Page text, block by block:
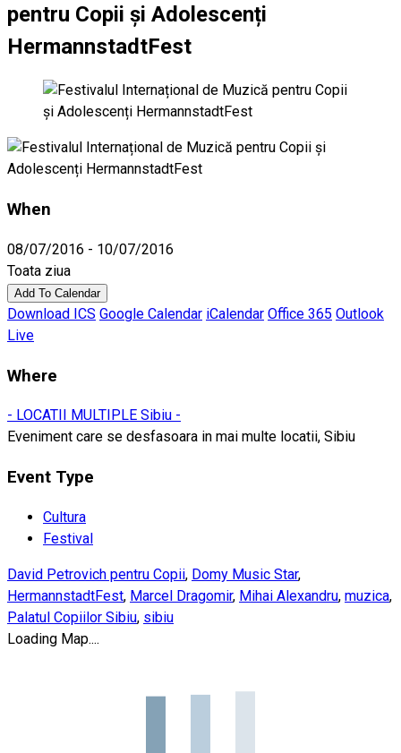
pentru Copii și Adolescenți
HermannstadtFest
When
08/07/2016 - 10/07/2016
Toata ziua
Add To Calendar
Download ICS Google Calendar iCalendar Office 365 Outlook
Live
Where
- LOCATII MULTIPLE Sibiu -
Eveniment care se desfasoara in mai multe locatii, Sibiu
Event Type
Cultura
Festival
David Petrovich pentru Copii, Domy Music Star,
HermannstadtFest, Marcel Dragomir, Mihai Alexandru, muzica,
Palatul Copiilor Sibiu, sibiu
Loading Map....